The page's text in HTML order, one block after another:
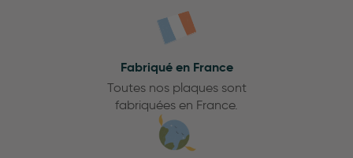
Fabriqué en France
Toutes nos plaques sont
fabriquées en France.